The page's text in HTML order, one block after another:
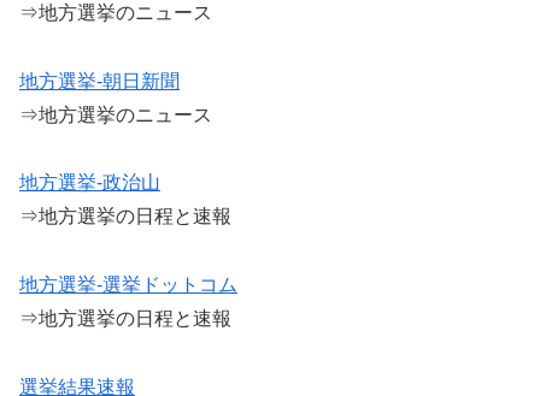
⇒地方選挙のニュース
地方選挙-朝日新聞
⇒地方選挙のニュース
地方選挙-政治山
⇒地方選挙の日程と速報
地方選挙-選挙ドットコム
⇒地方選挙の日程と速報
選挙結果速報